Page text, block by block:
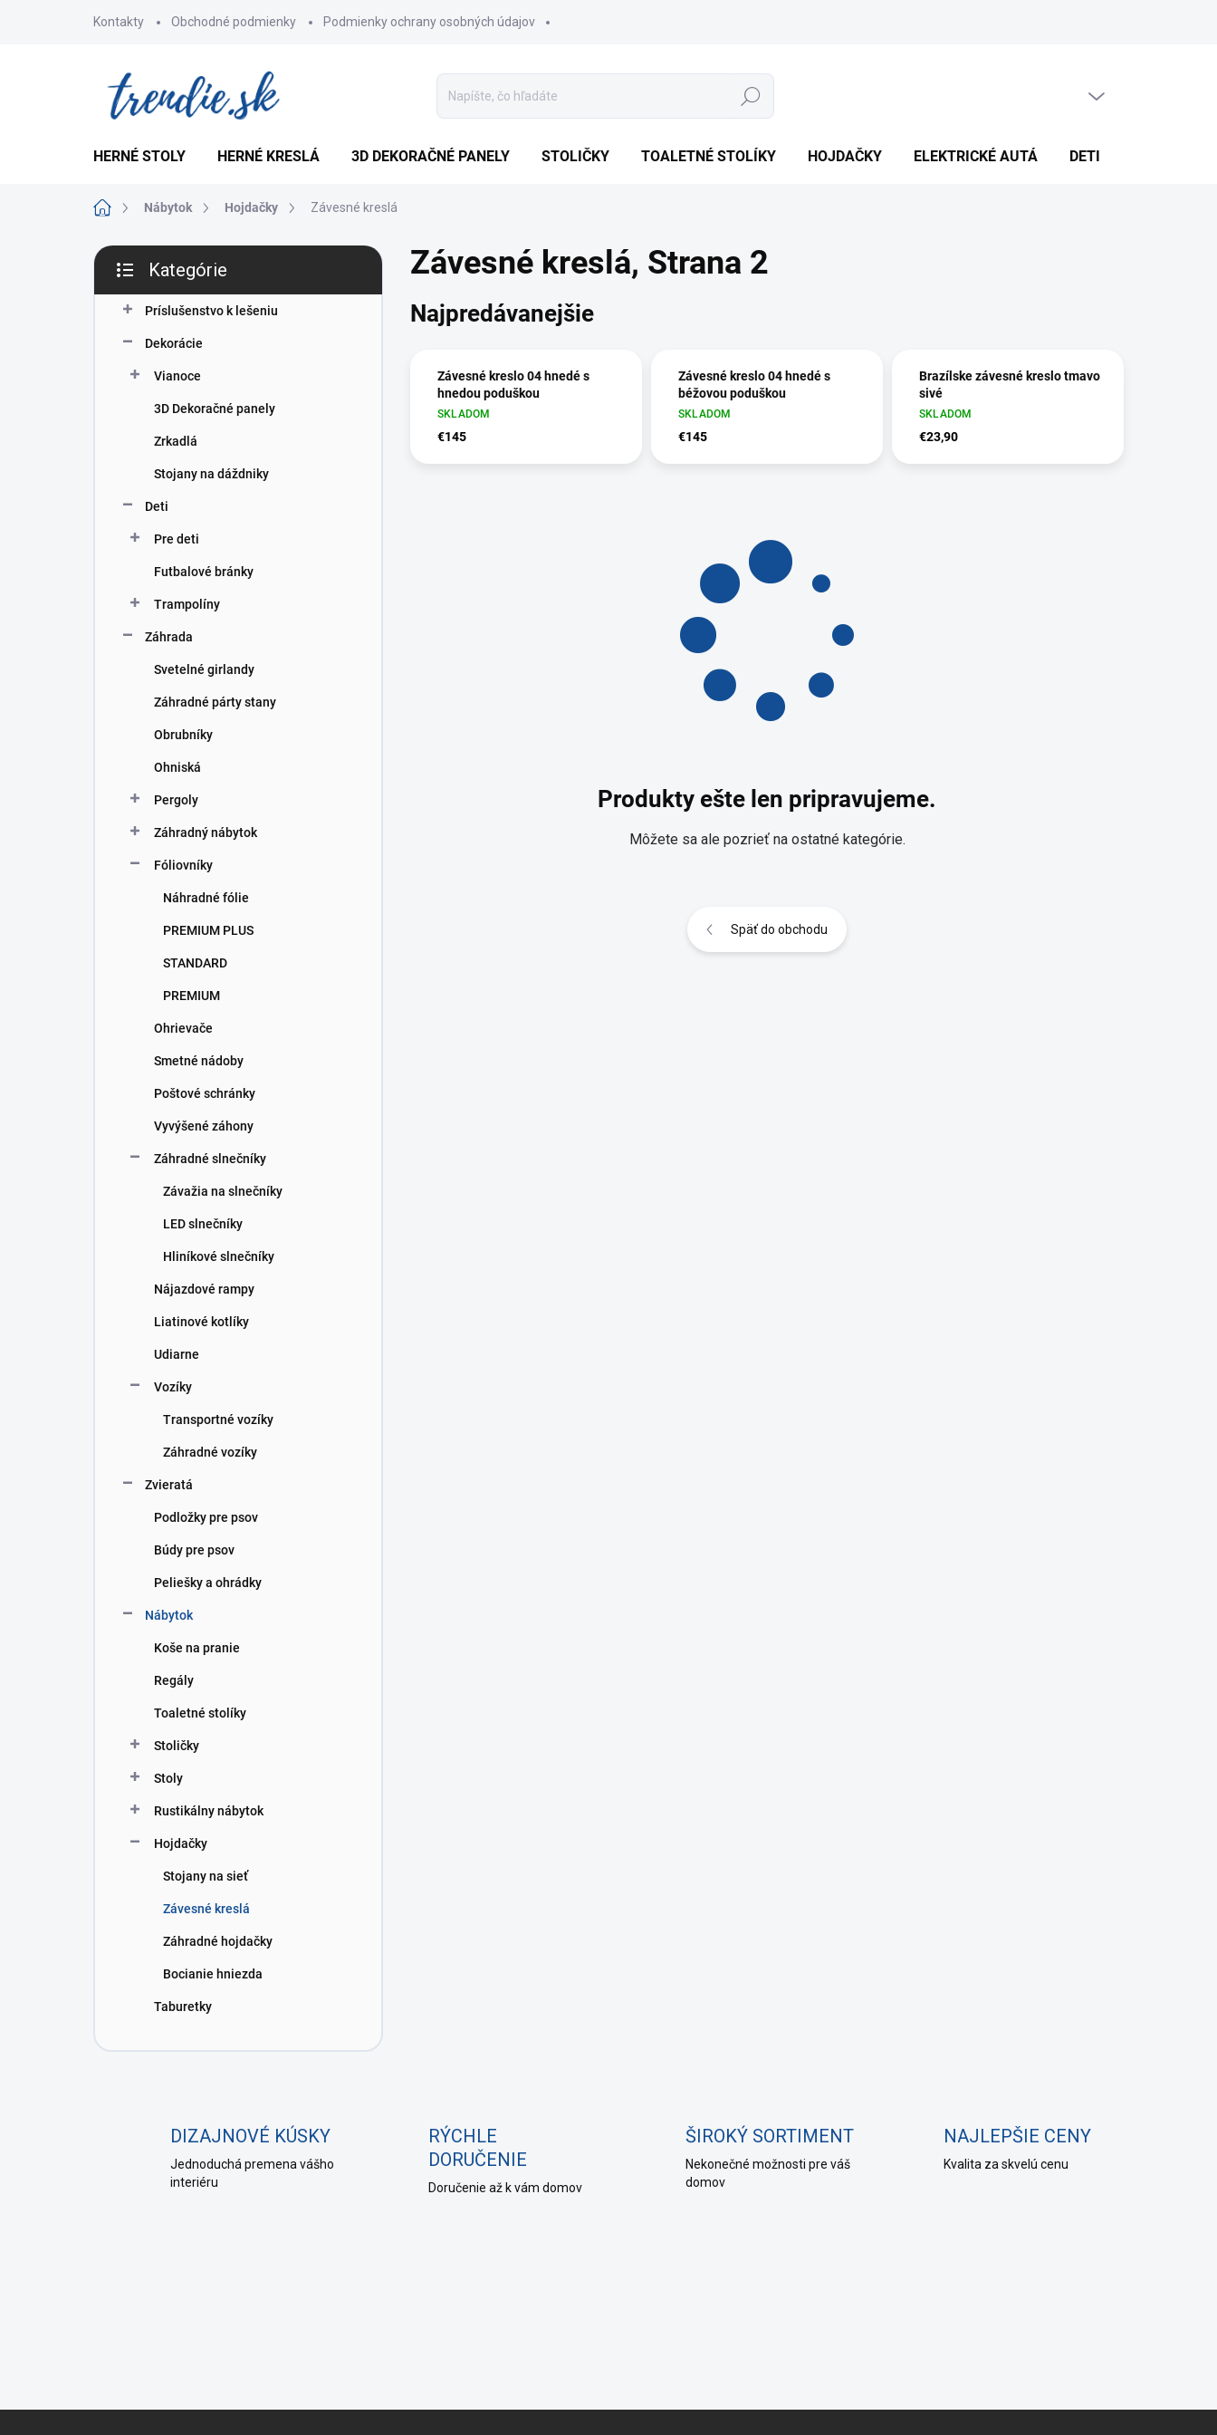
Kontakty Obchodné podmienky Podmienky ochrany osobných údajov
Hľadať
HERNÉ STOLY HERNÉ KRESLÁ 3D DEKORAČNÉ PANELY STOLIČKY TOALETNÉ STOLÍKY HOJDAČKY ELEKTRICKÉ AUTÁ DETI
DomovNábytok Hojdačky Závesné kreslá
B
č
kategórie
Kategórie
Príslušenstvo k lešeniu
Dekorácie
Vianoce
3D Dekoračné panely
Zrkadlá
Stojany na dáždniky
Deti
Pre deti
Futbalové bránky
Trampolíny
Záhrada
Svetelné girlandy
Záhradné párty stany
Obrubníky
Ohniská
Pergoly
Záhradný nábytok
Fóliovníky
Náhradné fólie
PREMIUM PLUS
STANDARD
PREMIUM
Ohrievače
Smetné nádoby
Poštové schránky
Vyvýšené záhony
Záhradné slnečníky
Závažia na slnečníky
LED slnečníky
Hliníkové slnečníky
Nájazdové rampy
Liatinové kotlíky
Udiarne
Vozíky
Transportné vozíky
Záhradné vozíky
Zvieratá
Podložky pre psov
Búdy pre psov
Peliešky a ohrádky
Nábytok
Koše na pranie
Regály
Toaletné stolíky
Stoličky
Stoly
Rustikálny nábytok
Hojdačky
Stojany na sieť
Závesné kreslá
Záhradné hojdačky
Bocianie hniezda
Taburetky
Závesné kreslá, Strana 2
Najpredávanejšie
Závesné kreslo 04 hnedé s
hnedou poduškou
SKLADOM
€145
Závesné kreslo 04 hnedé s
béžovou poduškou
SKLADOM
€145
Brazílske závesné kreslo tmavo
sivé
SKLADOM
€23,90
Produkty ešte len pripravujeme.
Môžete sa ale pozrieť na ostatné kategórie.
Späť do obchodu
DIZAJNOVÉ KÚSKY
Jednoduchá premena vášho
interiéru
RÝCHLE
DORUČENIE
Doručenie až k vám domov
ŠIROKÝ SORTIMENT
Nekonečné možnosti pre váš
domov
NAJLEPŠIE CENY
Kvalita za skvelú cenu